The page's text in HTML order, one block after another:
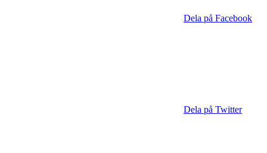
Dela på Facebook
Dela på Twitter